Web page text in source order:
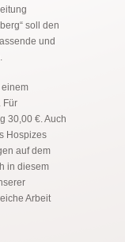
soll den
und
einem
Für
30,00 €. Auch
Hospizes
auf dem
in diesem
Arbeit